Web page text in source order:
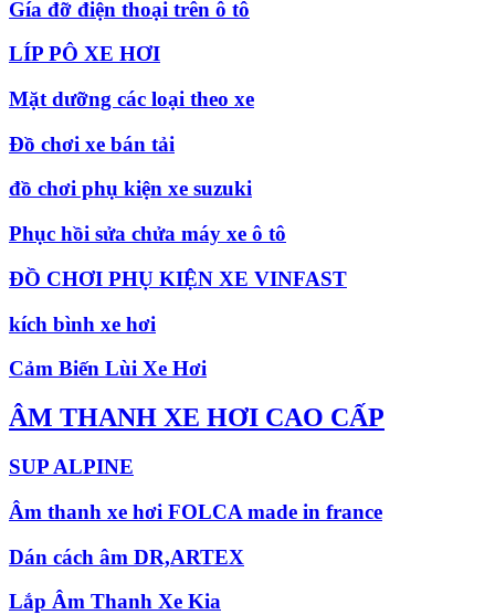
Gía đỡ điện thoại trên ô tô
LÍP PÔ XE HƠI
Mặt dưỡng các loại theo xe
Đồ chơi xe bán tải
đồ chơi phụ kiện xe suzuki
Phục hồi sửa chửa máy xe ô tô
ĐỒ CHƠI PHỤ KIỆN XE VINFAST
kích bình xe hơi
Cảm Biến Lùi Xe Hơi
ÂM THANH XE HƠI CAO CẤP
SUP ALPINE
Âm thanh xe hơi FOLCA made in france
Dán cách âm DR,ARTEX
Lắp Âm Thanh Xe Kia